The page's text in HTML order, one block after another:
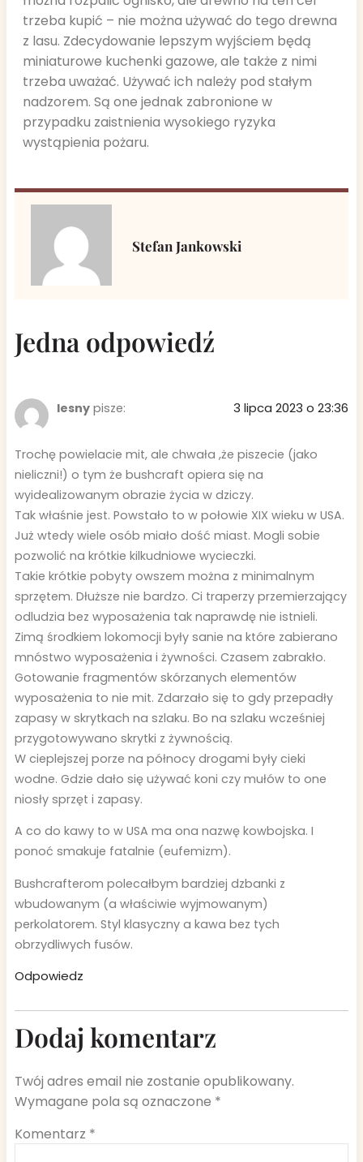
trzeba kupić – nie można używać do tego drewna
z lasu. Zdecydowanie lepszym wyjściem będą
miniaturowe kuchenki gazowe, ale także z nimi
trzeba uważać. Używać ich należy pod stałym
nadzorem. Są one jednak zabronione w
przypadku zaistnienia wysokiego ryzyka
wystąpienia pożaru.
Stefan Jankowski
Jedna odpowiedź
lesny pisze: 3 lipca 2023 o 23:36
Trochę powielacie mit, ale chwała ,że piszecie (jako
nieliczni!) o tym że bushcraft opiera się na
wyidealizowanym obrazie życia w dziczy.
Tak właśnie jest. Powstało to w połowie XIX wieku w USA.
Już wtedy wiele osób miało dość miast. Mogli sobie
pozwolić na krótkie kilkudniowe wycieczki.
Takie krótkie pobyty owszem można z minimalnym
sprzętem. Dłuższe nie bardzo. Ci traperzy przemierzający
odludzia bez wyposażenia tak naprawdę nie istnieli.
Zimą środkiem lokomocji były sanie na które zabierano
mnóstwo wyposażenia i żywności. Czasem zabrakło.
Gotowanie fragmentów skórzanych elementów
wyposażenia to nie mit. Zdarzało się to gdy przepadły
zapasy w skrytkach na szlaku. Bo na szlaku wcześniej
przygotowywano skrytki z żywnością.
W cieplejszej porze na północy drogami były cieki
wodne. Gdzie dało się używać koni czy mułów to one
niosły sprzęt i zapasy.
A co do kawy to w USA ma ona nazwę kowbojska. I
ponoć smakuje fatalnie (eufemizm).
Bushcrafterom polecałbym bardziej dzbanki z
wbudowanym (a właściwie wyjmowanym)
perkolatorem. Styl klasyczny a kawa bez tych
obrzydliwych fusów.
Odpowiedz
Dodaj komentarz
Twój adres email nie zostanie opublikowany.
Wymagane pola są oznaczone *
Komentarz *